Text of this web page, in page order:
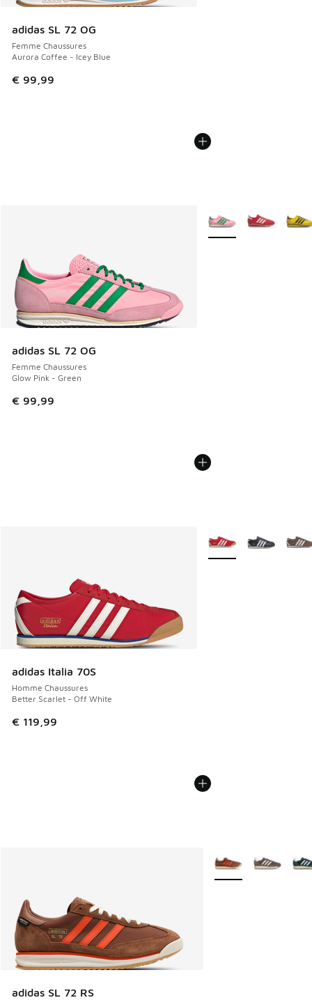
adidas SL 72 OG
Femme Chaussures
Aurora Coffee - Icey Blue
€ 99,99
adidas SL 72 OG
Femme Chaussures
Glow Pink - Green
€ 99,99
Plus de couleurs
adidas Italia 70S
Homme Chaussures
Better Scarlet - Off White
€ 119,99
Plus de couleurs
adidas SL 72 RS
Plus de couleurs